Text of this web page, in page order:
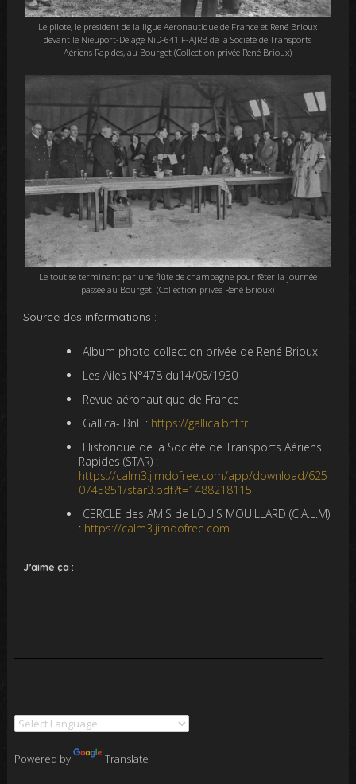
Le pilote, le président de la ligue Aéronautique de France et René Brioux
devant le Nieuport-Delage NiD-641 F-AJRB de la Société de Transports
Aériens Rapides, au Bourget (Collection privée René Brioux)
Le tout se terminant par une flûte de champagne pour fêter la journée
passée au Bourget. (Collection privée René Brioux)
Source des informations :
Album photo collection privée de René Brioux
Les Ailes N°478 du14/08/1930
Revue aéronautique de France
Gallica- BnF : https://gallica.bnf.fr
Historique de la Société de Transports Aériens
Rapides (STAR) :
https://calm3.jimdofree.com/app/download/625
0745851/star3.pdf?t=1488218115
CERCLE des AMIS de LOUIS MOUILLARD (C.A.L.M)
: https://calm3.jimdofree.com
J’aime ça :
Powered by Translate